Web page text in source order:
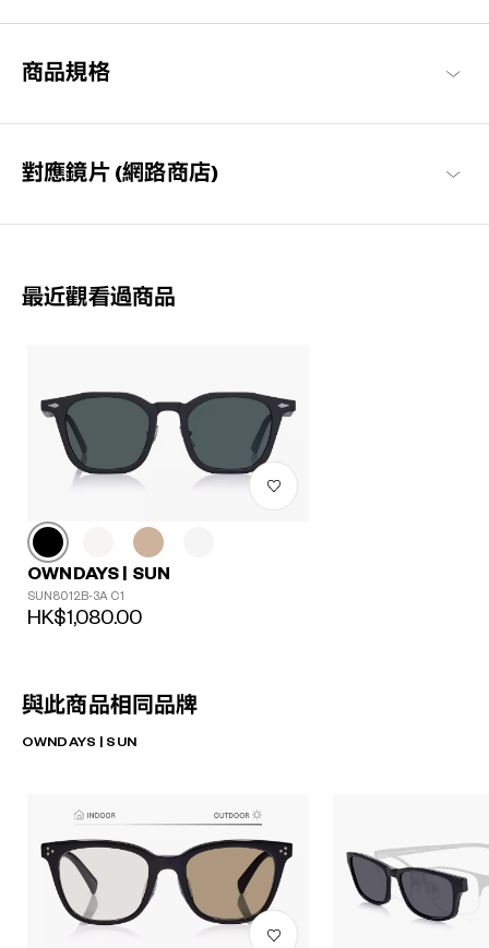
OWNDAYS | SUN 商品一覽
商品規格
對應鏡片 (網路商店)
最近觀看過商品
OWNDAYS | SUN
SUN8012B-3A C1
HK$1,080.00
與此商品相同品牌
OWNDAYS | SUN